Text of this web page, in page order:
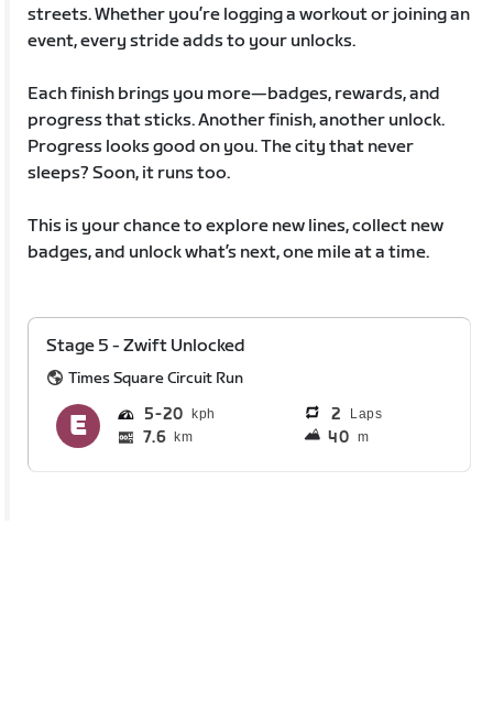
streets. Whether you’re logging a workout or joining an
event, every stride adds to your unlocks.
Each finish brings you more—badges, rewards, and
progress that sticks. Another finish, another unlock.
Progress looks good on you. The city that never
sleeps? Soon, it runs too.
This is your chance to explore new lines, collect new
badges, and unlock what’s next, one mile at a time.
Stage 5 - Zwift Unlocked
Times Square Circuit Run
5 20 2 Laps
7.6 km 40 m